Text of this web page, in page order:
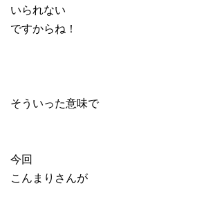
いられない
ですからね！
そういった意味で
今回
こんまりさんが